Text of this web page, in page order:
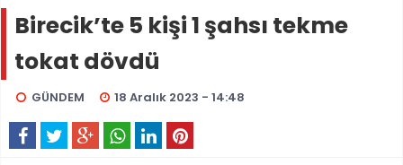
Birecik’te 5 kişi 1 şahsı tekme
tokat dövdü
GÜNDEM 18 Aralık 2023 - 14:48